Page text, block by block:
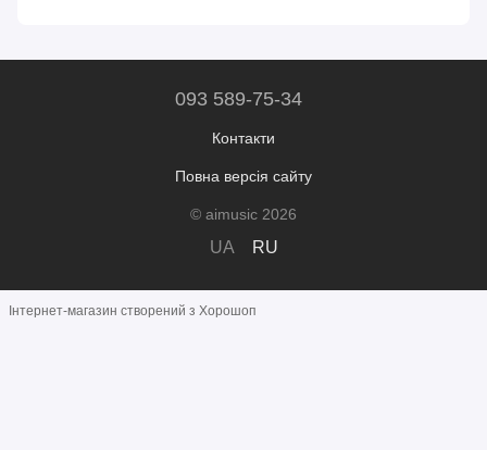
093 589-75-34
Контакти
Повна версія сайту
© aimusic 2026
UA RU
Інтернет-магазин створений з Хорошоп